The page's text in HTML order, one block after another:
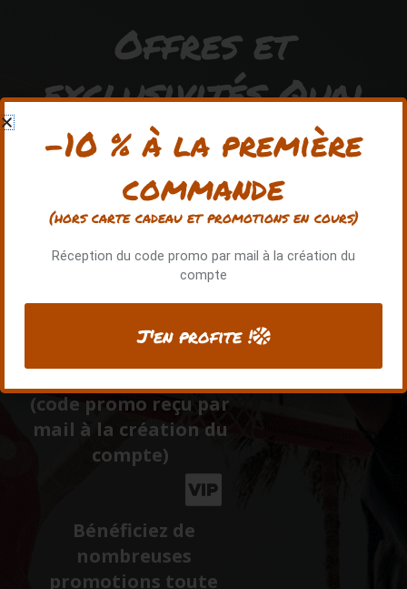
Offres et
exclusivités Quai
128
Rejoignez la communauté QUAI 128 pour avoir accès
à des avantages exclusifs !
Recevez -10% sur votre
première commande
hors carte cadeau et
(code promo reçu par
mail à la création du
compte)
Bénéficiez de
nombreuses
promotions toute
-10 % à la première
commande
(hors carte cadeau et promotions en cours)
Réception du code promo par mail à la création du
compte
J'en profite !